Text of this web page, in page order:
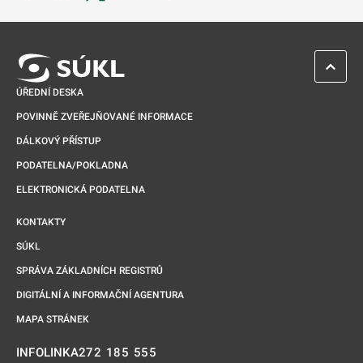
ÚŘEDNÍ DESKA
POVINNĚ ZVEŘEJŇOVANÉ INFORMACE
DÁLKOVÝ PŘÍSTUP
PODATELNA/POKLADNA
ELEKTRONICKÁ PODATELNA
KONTAKTY
SÚKL
SPRÁVA ZÁKLADNÍCH REGISTRŮ
DIGITÁLNÍ A INFORMAČNÍ AGENTURA
MAPA STRÁNEK
INFOLINKA272 185 555
ZPĚT